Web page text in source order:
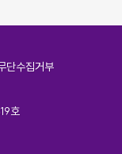
단수집거부
호